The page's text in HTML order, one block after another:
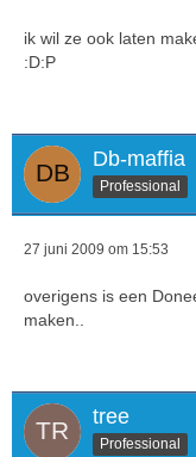
ik wil ze ook laten
:D:P
Db-maffia
Professional
27 juni 2009 om 15:53
overigens is een
maken..
tree
Professional